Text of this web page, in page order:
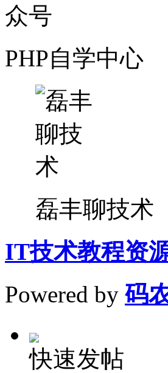
PHP自学中心
磊丰聊技术
IT技术教程资
Powered by 码
快速发帖